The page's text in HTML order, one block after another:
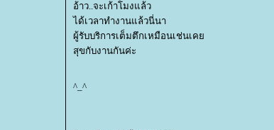
อ้าว..จะเก้าโมงแล้ว
ได้เวลาทำงานแล้วนี่นา
ผู้รับบริการเต็มตึกเหมือนเช่นเค
สุขกับงานกันค่ะ
^_^